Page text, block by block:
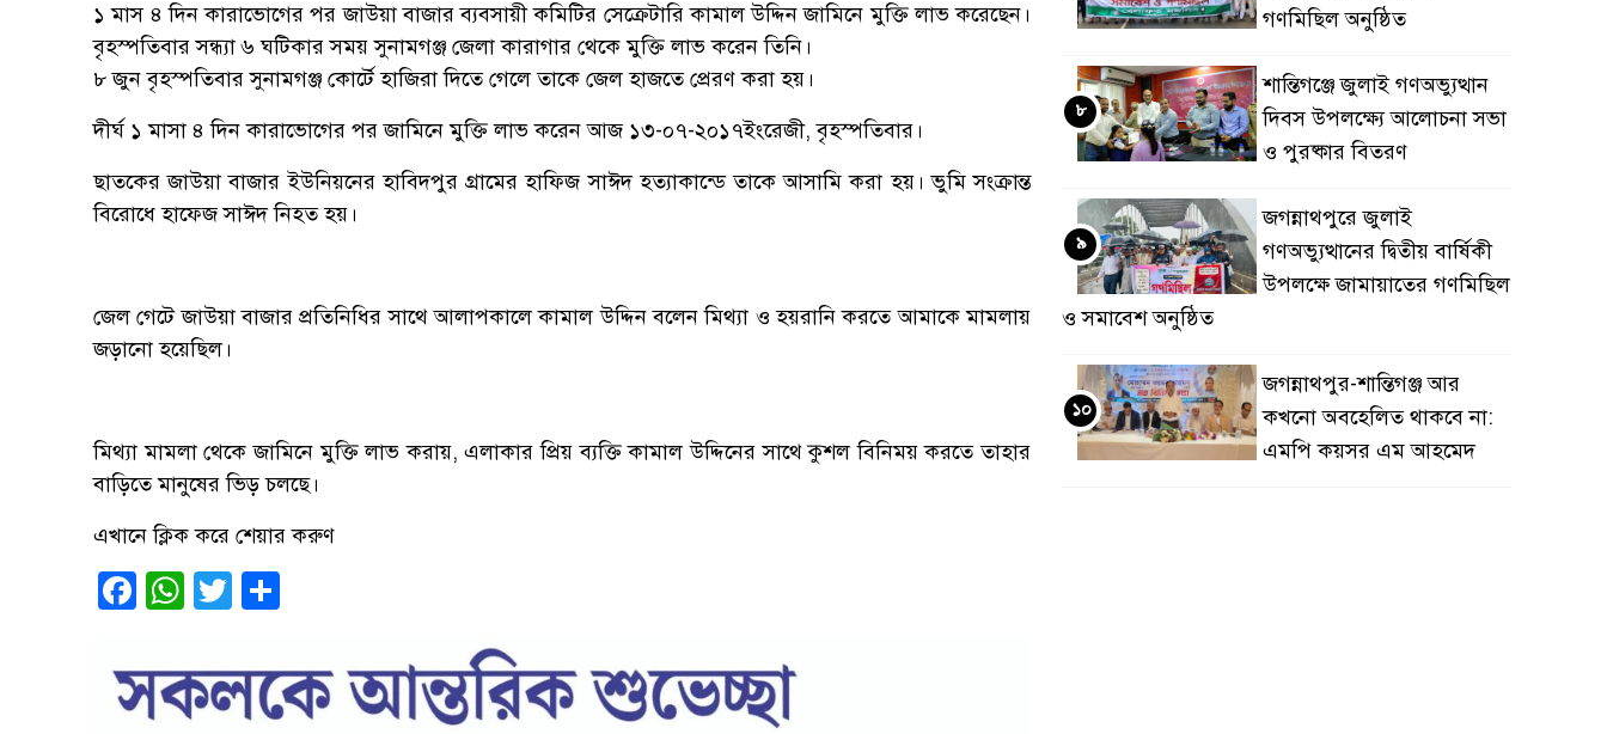
১ মাস ৪ দিন কারাভোগের পর জাউয়া বাজার ব্যবসায়ী কমিটির সেক্রেটারি কামাল উদ্দিন জামিনে মুক্তি লাভ করেছেন।
বৃহস্পতিবার সন্ধ্যা ৬ ঘটিকার সময় সুনামগঞ্জ জেলা কারাগার থেকে মুক্তি লাভ করেন তিনি।
৮ জুন বৃহস্পতিবার সুনামগঞ্জ কোর্টে হাজিরা দিতে গেলে তাকে জেল হাজতে প্রেরণ করা হয়।
দীর্ঘ ১ মাসা ৪ দিন কারাভোগের পর জামিনে মুক্তি লাভ করেন আজ ১৩-০৭-২০১৭ইংরেজী, বৃহস্পতিবার।
ছাতকের জাউয়া বাজার ইউনিয়নের হাবিদপুর গ্রামের হাফিজ সাঈদ হত্যাকান্ডে তাকে আসামি করা হয়। ভুমি সংক্রান্ত
বিরোধে হাফেজ সাঈদ নিহত হয়।
জেল গেটে জাউয়া বাজার প্রতিনিধির সাথে আলাপকালে কামাল উদ্দিন বলেন মিথ্যা ও হয়রানি করতে আমাকে মামলায়
জড়ানো হয়েছিল।
মিথ্যা মামলা থেকে জামিনে মুক্তি লাভ করায়, এলাকার প্রিয় ব্যক্তি কামাল উদ্দিনের সাথে কুশল বিনিময় করতে তাহার
বাড়িতে মানুষের ভিড় চলছে।
এখানে ক্লিক করে শেয়ার করুণ
Facebook
WhatsApp
Twitter
গণমিছিল অনুষ্ঠিত
শান্তিগঞ্জে জুলাই গণঅভ্যুত্থান
দিবস উপলক্ষ্যে আলোচনা সভা
ও পুরষ্কার বিতরণ
৮
জগন্নাথপুরে জুলাই
গণঅভ্যুত্থানের দ্বিতীয় বার্ষিকী
উপলক্ষে জামায়াতের গণমিছিল
ও সমাবেশ অনুষ্ঠিত
৯
জগন্নাথপুর-শান্তিগঞ্জ আর
কখনো অবহেলিত থাকবে না:
এমপি কয়সর এম আহমেদ
১০